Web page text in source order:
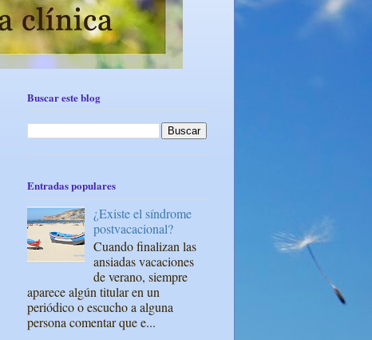
Buscar este blog
Entradas populares
¿Existe el síndrome
postvacacional?
Cuando finalizan las
ansiadas vacaciones
de verano, siempre
aparece algún titular en un
periódico o escucho a alguna
persona comentar que e...